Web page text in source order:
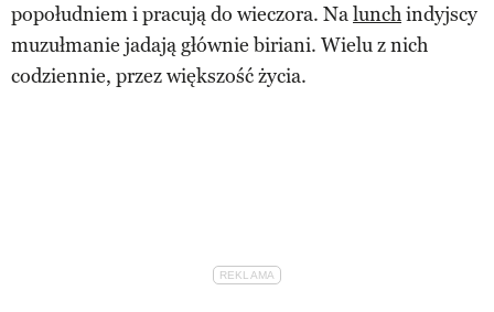
popołudniem i pracują do wieczora. Nalunchindyjscy
muzułmanie jadają głównie biriani. Wielu z nich
codziennie, przez większość życia.